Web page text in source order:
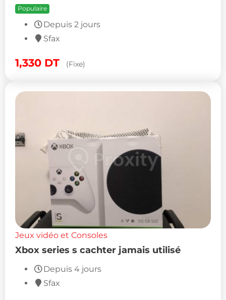
Populaire
Depuis 2 jours
Sfax
1,330 DT (Fixe)
Jeux vidéo et Consoles
Xbox series s cachter jamais utilisé
Depuis 4 jours
Sfax